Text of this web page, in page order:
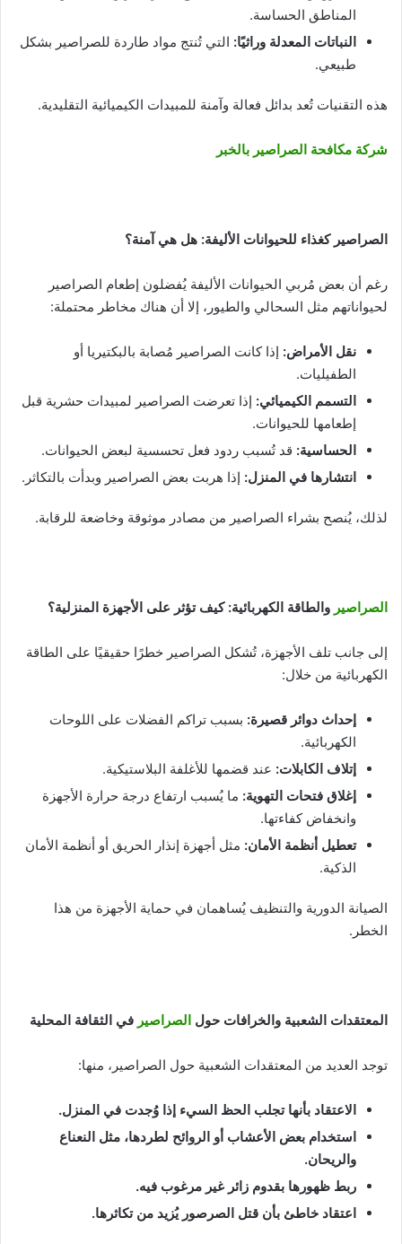
المناطق الحساسة.
النباتات المعدلة وراثيًا: التي تُنتج مواد طاردة للصراصير بشكل
طبيعي.
هذه التقنيات تُعد بدائل فعالة وآمنة للمبيدات الكيميائية التقليدية.
شركة مكافحة الصراصير بالخبر
الصراصير كغذاء للحيوانات الأليفة: هل هي آمنة؟
رغم أن بعض مُربي الحيوانات الأليفة يُفضلون إطعام الصراصير
لحيواناتهم مثل السحالي والطيور، إلا أن هناك مخاطر محتملة:
نقل الأمراض: إذا كانت الصراصير مُصابة بالبكتيريا أو
الطفيليات.
التسمم الكيميائي: إذا تعرضت الصراصير لمبيدات حشرية قبل
إطعامها للحيوانات.
الحساسية: قد تُسبب ردود فعل تحسسية لبعض الحيوانات.
انتشارها في المنزل: إذا هربت بعض الصراصير وبدأت بالتكاثر.
لذلك، يُنصح بشراء الصراصير من مصادر موثوقة وخاضعة للرقابة.
الصراصير والطاقة الكهربائية: كيف تؤثر على الأجهزة المنزلية؟
إلى جانب تلف الأجهزة، تُشكل الصراصير خطرًا حقيقيًا على الطاقة
الكهربائية من خلال:
إحداث دوائر قصيرة: بسبب تراكم الفضلات على اللوحات
الكهربائية.
إتلاف الكابلات: عند قضمها للأغلفة البلاستيكية.
إغلاق فتحات التهوية: ما يُسبب ارتفاع درجة حرارة الأجهزة
وانخفاض كفاءتها.
تعطيل أنظمة الأمان: مثل أجهزة إنذار الحريق أو أنظمة الأمان
الذكية.
الصيانة الدورية والتنظيف يُساهمان في حماية الأجهزة من هذا
الخطر.
المعتقدات الشعبية والخرافات حول الصراصير في الثقافة المحلية
توجد العديد من المعتقدات الشعبية حول الصراصير، منها:
الاعتقاد بأنها تجلب الحظ السيء إذا وُجدت في المنزل.
استخدام بعض الأعشاب أو الروائح لطردها، مثل النعناع
والريحان.
ربط ظهورها بقدوم زائر غير مرغوب فيه.
اعتقاد خاطئ بأن قتل الصرصور يُزيد من تكاثرها.